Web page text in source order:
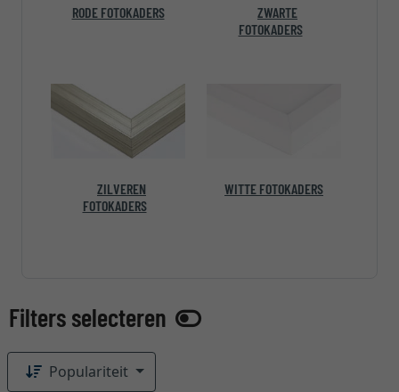
RODE FOTOKADERS
ZWARTE
FOTOKADERS
ZILVEREN
FOTOKADERS
WITTE FOTOKADERS
Populariteit